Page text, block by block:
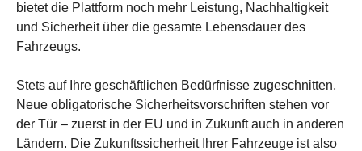
bietet die Plattform noch mehr Leistung, Nachhaltigkeit
und Sicherheit über die gesamte Lebensdauer des
Fahrzeugs.
Stets auf Ihre geschäftlichen Bedürfnisse zugeschnitten.
Neue obligatorische Sicherheitsvorschriften stehen vor
der Tür – zuerst in der EU und in Zukunft auch in anderen
Ländern. Die Zukunftssicherheit Ihrer Fahrzeuge ist also